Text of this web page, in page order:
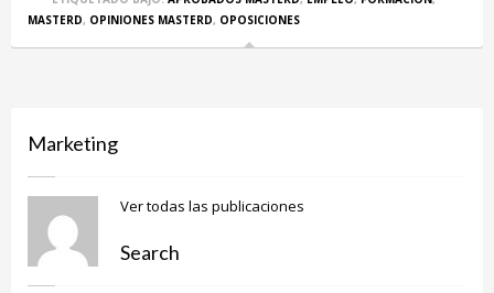
MASTERD, OPINIONES MASTERD, OPOSICIONES
Marketing
Ver todas las publicaciones
Search